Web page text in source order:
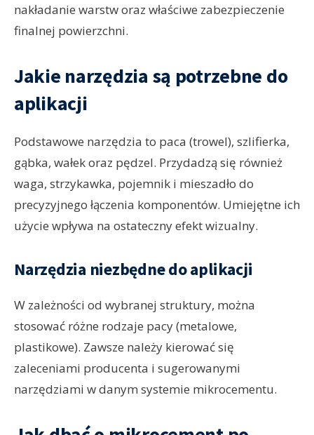
nakładanie warstw oraz właściwe zabezpieczenie
finalnej powierzchni.
Jakie narzędzia są potrzebne do
aplikacji
Podstawowe narzędzia to paca (trowel), szlifierka,
gąbka, wałek oraz pędzel. Przydadzą się również
waga, strzykawka, pojemnik i mieszadło do
precyzyjnego łączenia komponentów. Umiejętne ich
użycie wpływa na ostateczny efekt wizualny.
Narzędzia niezbędne do aplikacji
W zależności od wybranej struktury, można
stosować różne rodzaje pacy (metalowe,
plastikowe). Zawsze należy kierować się
zaleceniami producenta i sugerowanymi
narzędziami w danym systemie mikrocementu.